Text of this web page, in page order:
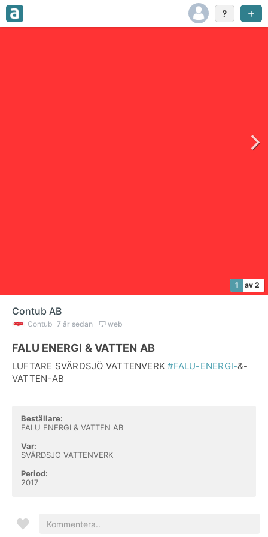
1 av 2
Contub AB
Contub 7 år sedan web
FALU ENERGI & VATTEN AB
LUFTARE SVÄRDSJÖ VATTENVERK#FALU-ENERGI-&-
VATTEN-AB
Beställare:
FALU ENERGI & VATTEN AB
Var:
SVÄRDSJÖ VATTENVERK
Period:
2017